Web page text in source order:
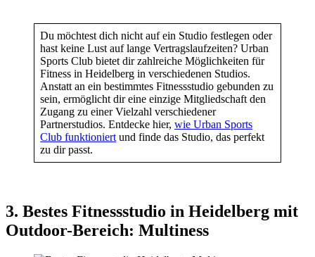
Du möchtest dich nicht auf ein Studio festlegen oder
hast keine Lust auf lange Vertragslaufzeiten? Urban
Sports Club bietet dir zahlreiche Möglichkeiten für
Fitness in Heidelberg in verschiedenen Studios.
Anstatt an ein bestimmtes Fitnessstudio gebunden zu
sein, ermöglicht dir eine einzige Mitgliedschaft den
Zugang zu einer Vielzahl verschiedener
Partnerstudios. Entdecke hier, wie Urban Sports
Club funktioniertund finde das Studio, das perfekt
zu dir passt.
3. Bestes Fitnessstudio in Heidelberg mit
Outdoor-Bereich: Multiness